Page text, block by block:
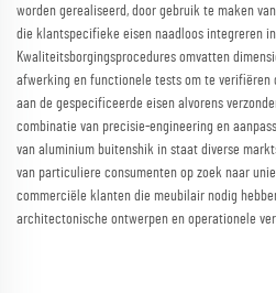
worden gerealiseerd, door gebruik te maken
die klantspecifieke eisen naadloos integreren
Kwaliteitsborgingsprocedures omvatten
afwerking en functionele tests om te verifiëren
aan de gespecificeerde eisen alvorens
combinatie van precisie-engineering en
van aluminium buitenshik in staat diverse
van particuliere consumenten op zoek naar
commerciële klanten die meubilair nodig
architectonische ontwerpen en operationele